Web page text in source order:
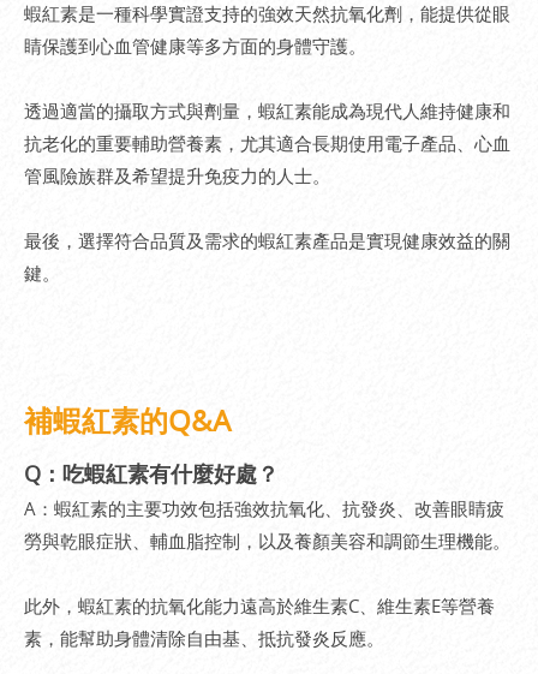
蝦紅素是一種科學實證支持的強效天然抗氧化劑，能提供從眼
睛保護到心血管健康等多方面的身體守護。
透過適當的攝取方式與劑量，蝦紅素能成為現代人維持健康和
抗老化的重要輔助營養素，尤其適合長期使用電子產品、心血
管風險族群及希望提升免疫力的人士。
最後，選擇符合品質及需求的蝦紅素產品是實現健康效益的關
鍵。
補蝦紅素的Q&A
Q：吃蝦紅素有什麼好處？
A：蝦紅素的主要功效包括強效抗氧化、抗發炎、改善眼睛疲
勞與乾眼症狀、輔血脂控制，以及養顏美容和調節生理機能。
此外，蝦紅素的抗氧化能力遠高於維生素C、維生素E等營養
素，能幫助身體清除自由基、抵抗發炎反應。